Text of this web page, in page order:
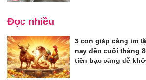
Đọc nhiều
3 con giáp càng im
nay đến cuối tháng
tiền bạc càng dễ